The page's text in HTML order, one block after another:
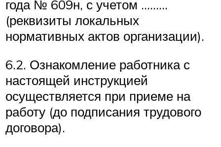
года № 609н, с учетом ………
(реквизиты локальных
нормативных актов организации).
6.2. Ознакомление работника с
настоящей инструкцией
осуществляется при приеме на
работу (до подписания трудового
договора).